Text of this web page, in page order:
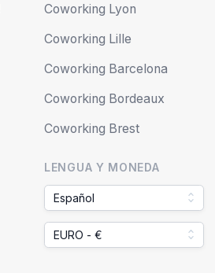
Coworking Lyon
Coworking Lille
Coworking Barcelona
Coworking Bordeaux
Coworking Brest
LENGUA Y MONEDA
Español
EURO - €